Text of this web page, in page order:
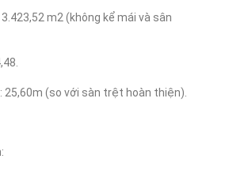
m2 (không kể mái và sân
25,60m (so với sàn trệt hoàn thiện).